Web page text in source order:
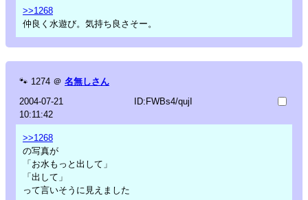
>>1268
仲良く水遊び。気持ち良さそー。
🐾 1274 ＠ 名無しさん
2004-07-21
10:11:42
ID:FWBs4/qujI
>>1268
の写真が
「お水もっと出して」
「出して」
って言いそうに見えました